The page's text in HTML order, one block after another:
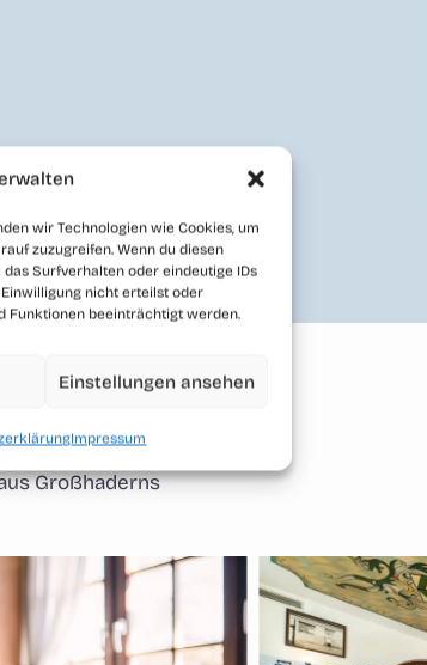
wir Technologien wie Cookies, um
zuzugreifen. Wenn du diesen
Surfverhalten oder eindeutige IDs
nicht erteilst oder
Funktionen beeinträchtigt werden.
Einstellungen ansehen
Impressum
in München
Großhaderns